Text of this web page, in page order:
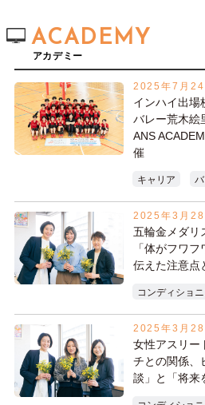
ACADEMY
アカデミー
2025年7月24
インハイ出
バレー荒木絵
ANS
催
キャリア
2025年3月28
五輪金メダ
「体がフワ
伝えた注意点
コンディショ
2025年3月28
女性アスリ
チとの関係
談」と「将来